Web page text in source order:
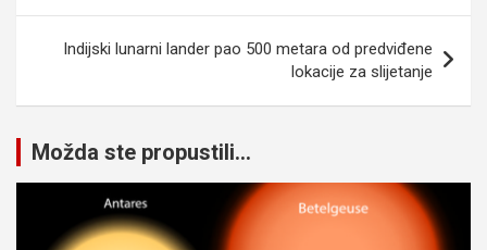
Indijski lunarni lander pao 500 metara od predviđene
lokacije za slijetanje
Možda ste propustili...